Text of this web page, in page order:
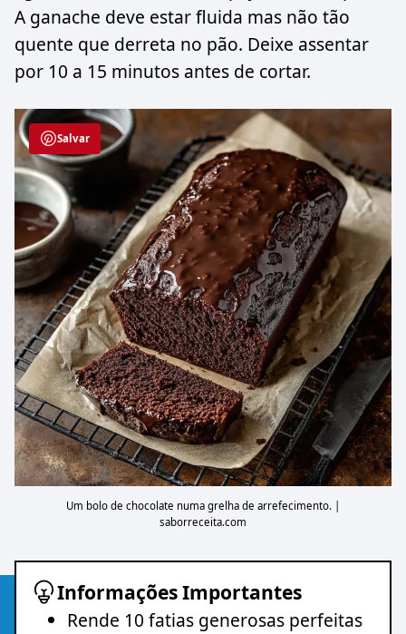
A ganache deve estar fluida mas não tão
quente que derreta no pão. Deixe assentar
por 10 a 15 minutos antes de cortar.
Salvar
Um bolo de chocolate numa grelha de arrefecimento. |
saborreceita.com
Informações Importantes
Rende 10 fatias generosas perfeitas